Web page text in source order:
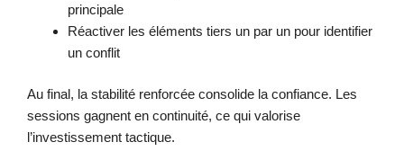
principale
Réactiver les éléments tiers un par un pour identifier
un conflit
Au final, la stabilité renforcée consolide la confiance. Les
sessions gagnent en continuité, ce qui valorise
l’investissement tactique.